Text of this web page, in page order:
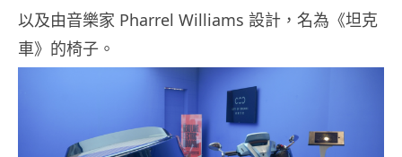
以及由音樂家 Pharrel Williams 設計，名為《坦克
車》的椅子。